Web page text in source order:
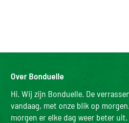
Over Bonduelle
Hi. Wij zijn Bonduelle. De
vandaag, met onze blik op
morgen er elke dag weer beter